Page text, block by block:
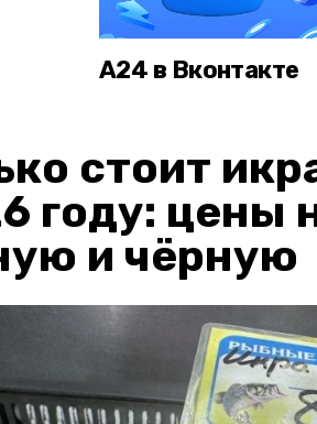
А24 в Вконтакте
стоит
году: цены
и чёрную